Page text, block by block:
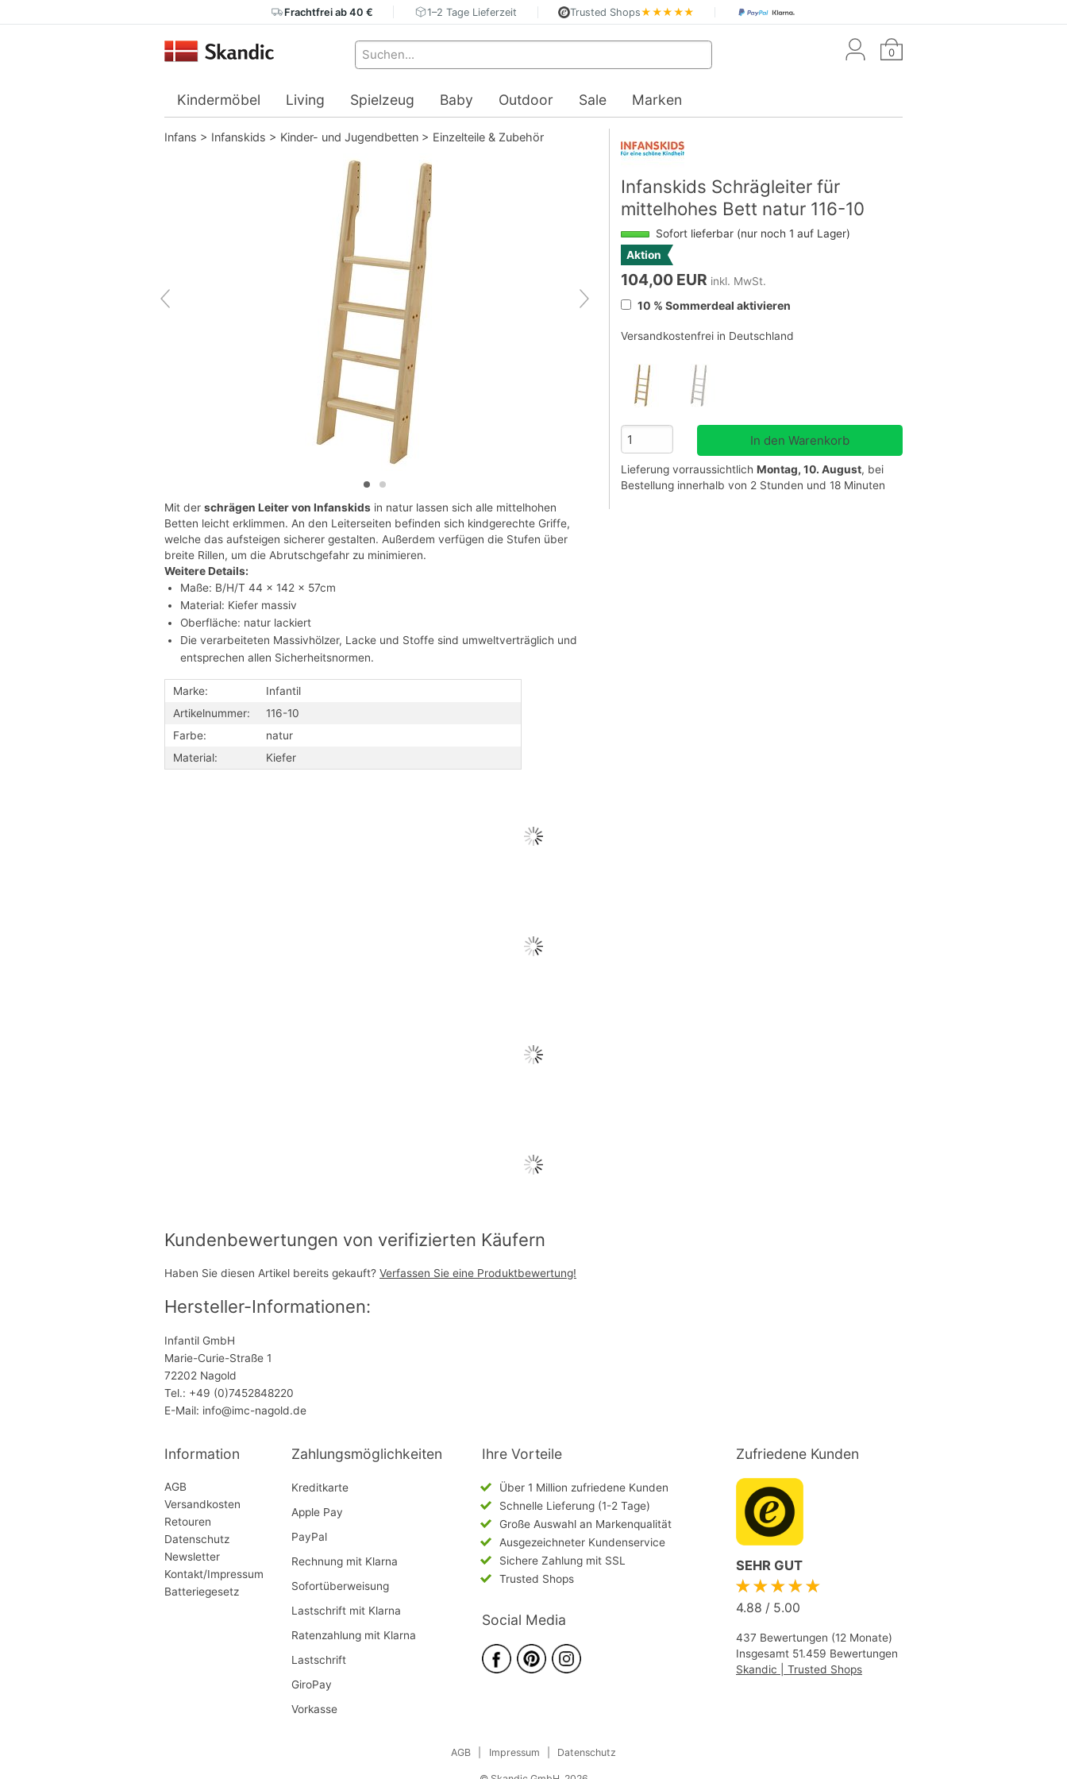
Frachtfrei ab 40 € 1–2 Tage Lieferzeit Trusted Shops★★★★★
0
Kindermöbel Living Spielzeug Baby Outdoor Sale Marken
Infans > Infanskids > Kinder- und Jugendbetten > Einzelteile & Zubehör
Infanskids Schrägleiter für
mittelhohes Bett natur 116-10
Sofort lieferbar (nur noch 1 auf Lager)
Aktion
104,00 EUR inkl. MwSt.
10 % Sommerdeal aktivieren
Versandkostenfrei in Deutschland
Lieferung vorraussichtlich Montag, 10. August, bei
Bestellung innerhalb von 2 Stunden und 18 Minuten
Mit der schrägen Leiter von Infanskids in natur lassen sich alle mittelhohen
Betten leicht erklimmen. An den Leiterseiten befinden sich kindgerechte Griffe,
welche das aufsteigen sicherer gestalten. Außerdem verfügen die Stufen über
breite Rillen, um die Abrutschgefahr zu minimieren.
Weitere Details:
Maße: B/H/T 44 x 142 x 57cm
Material: Kiefer massiv
Oberfläche: natur lackiert
Die verarbeiteten Massivhölzer, Lacke und Stoffe sind umweltverträglich und
entsprechen allen Sicherheitsnormen.
Marke:
Infantil
Artikelnummer:
116-10
Farbe:
natur
Material:
Kiefer
Kundenbewertungen von verifizierten Käufern
Haben Sie diesen Artikel bereits gekauft? Verfassen Sie eine Produktbewertung!
Hersteller-Informationen:
Infantil GmbH
Marie-Curie-Straße 1
72202 Nagold
Tel.: +49 (0)7452848220
E-Mail: info@imc-nagold.de
Information
AGB
Versandkosten
Retouren
Datenschutz
Newsletter
Kontakt/Impressum
Batteriegesetz
Zahlungsmöglichkeiten
Kreditkarte
Apple Pay
PayPal
Rechnung mit Klarna
Sofortüberweisung
Lastschrift mit Klarna
Ratenzahlung mit Klarna
Lastschrift
GiroPay
Vorkasse
Ihre Vorteile
Über 1 Million zufriedene Kunden
Schnelle Lieferung (1-2 Tage)
Große Auswahl an Markenqualität
Ausgezeichneter Kundenservice
Sichere Zahlung mit SSL
Trusted Shops
Social Media
Zufriedene Kunden
SEHR GUT
★★★★★
4.88 / 5.00
437 Bewertungen (12 Monate)
Insgesamt 51.459 Bewertungen
Skandic | Trusted Shops
AGB Impressum Datenschutz